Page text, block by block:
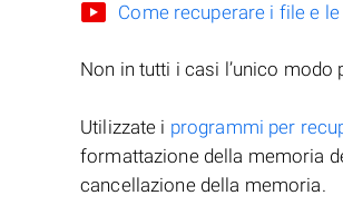
Come recuperare i file e
Non in tutti i casi l’unico modo
Utilizzate i programmi per
formattazione della memoria
cancellazione della memoria.